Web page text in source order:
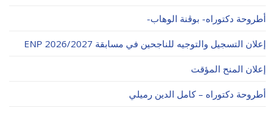
أطروحة دكتوراه- بوڨنة الوهاب-
إعلان التسجيل والتوجيه للناجحين في مسابقة ENP 2026/2027
إعلان المنح المؤقت
أطروحة دكتوراه – كامل الدين رميلي